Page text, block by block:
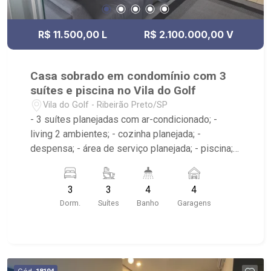
R$ 11.500,00 L R$ 2.100.000,00 V
Casa sobrado em condomínio com 3
suítes e piscina no Vila do Golf
Vila do Golf - Ribeirão Preto/SP
- 3 suítes planejadas com ar-condicionado; -
living 2 ambientes; - cozinha planejada; -
despensa; - área de serviço planejada; - piscina; -
box e espelho; - Condomínio com churrasqueira,
hidromassagem, piscina adulto e infantil,
playground, portão eletrônico, portaria 24h, quadra
3
Dorm.
3
Suítes
4
Banho
4
Garagens